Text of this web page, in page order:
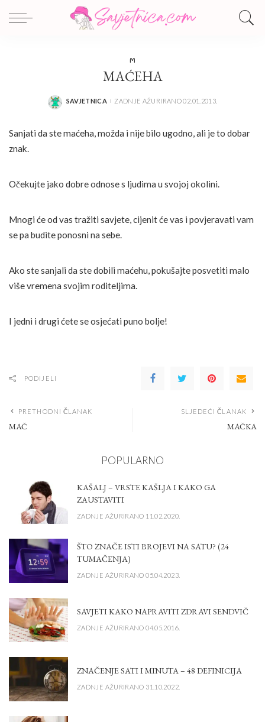
M
MAĆEHA
POSTED
SAVJETNICA ZADNJE AŽURIRANO 02.01.2013.
Sanjati da ste maćeha, možda i nije bilo ugodno, ali je to dobar
znak.
Očekujte jako dobre odnose s ljudima u svojoj okolini.
Mnogi će od vas tražiti savjete, cijenit će vas i povjeravati vam
se pa budite ponosni na sebe.
Ako ste sanjali da ste dobili maćehu, pokušajte posvetiti malo
više vremena svojim roditeljima.
I jedni i drugi ćete se osjećati puno bolje!
PODIJELI
PRETHODNI ČLANAK
MAČ
SLJEDEĆI ČLANAK
MAČKA
POPULARNO
KAŠALJ – VRSTE KAŠLJA I KAKO GA
ZAUSTAVITI
ZADNJE AŽURIRANO 11.02.2020.
ŠTO ZNAČE ISTI BROJEVI NA SATU? (24
TUMAČENJA)
ZADNJE AŽURIRANO 05.04.2023.
SAVJETI KAKO NAPRAVITI ZDRAVI SENDVIČ
ZADNJE AŽURIRANO 04.05.2016.
ZNAČENJE SATI I MINUTA – 48 DEFINICIJA
ZADNJE AŽURIRANO 31.10.2022.